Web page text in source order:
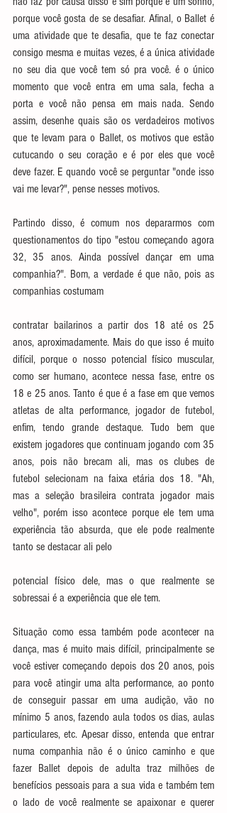
porque você gosta de se desafiar. Afinal, o Ballet é
uma atividade que te desafia, que te faz conectar
consigo mesma e muitas vezes, é a única atividade
no seu dia que você tem só pra você. é o único
momento que você entra em uma sala, fecha a
porta e você não pensa em mais nada. Sendo
assim, desenhe quais são os verdadeiros motivos
que te levam para o Ballet, os motivos que estão
cutucando o seu coração e é por eles que você
deve fazer. E quando você se perguntar "onde isso
vai me levar?", pense nesses motivos.
Partindo disso, é comum nos depararmos com
questionamentos do tipo "estou começando agora
32, 35 anos. Ainda possível dançar em uma
companhia?". Bom, a verdade é que não, pois as
companhias costumam
contratar bailarinos a partir dos 18 até os 25
anos, aproximadamente. Mais do que isso é muito
difícil, porque o nosso potencial físico muscular,
como ser humano, acontece nessa fase, entre os
18 e 25 anos. Tanto é que é a fase em que vemos
atletas de alta performance, jogador de futebol,
enfim, tendo grande destaque. Tudo bem que
existem jogadores que continuam jogando com 35
anos, pois não brecam ali, mas os clubes de
futebol selecionam na faixa etária dos 18. "Ah,
mas a seleção brasileira contrata jogador mais
velho", porém isso acontece porque ele tem uma
experiência tão absurda, que ele pode realmente
tanto se destacar ali pelo
potencial físico dele, mas o que realmente se
sobressai é a experiência que ele tem.
Situação como essa também pode acontecer na
dança, mas é muito mais difícil, principalmente se
você estiver começando depois dos 20 anos, pois
para você atingir uma alta performance, ao ponto
de conseguir passar em uma audição, vão no
mínimo 5 anos, fazendo aula todos os dias, aulas
particulares, etc. Apesar disso, entenda que entrar
numa companhia não é o único caminho e que
fazer Ballet depois de adulta traz milhões de
benefícios pessoais para a sua vida e também tem
o lado de você realmente se apaixonar e querer